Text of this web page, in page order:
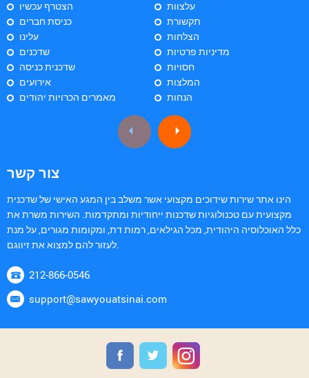
הצטרף עכשיו
כניסת חברים
עלינו
שדכנים
שדכנית כניסה
אירועים
מאמרים הכרויות יהודים
עלצוות
תקשורת
הצלחות
מדיניות פרטיות
חסויות
המלצות
הנחות
צור קשר
הינו אתר שירות שידוכים מקצועי אשר משלב בין המגע האישי של שדכנית
מקצועית עם טכנולוגיות שדכנות ייחודיות ומתקדמות. השירות משרת את
כלל האוכלוסיה היהודית, מכל הגילאים, רמות דת, ומקומות מגורים, על מנת
212-866-0546
support@sawyouatsinai.com